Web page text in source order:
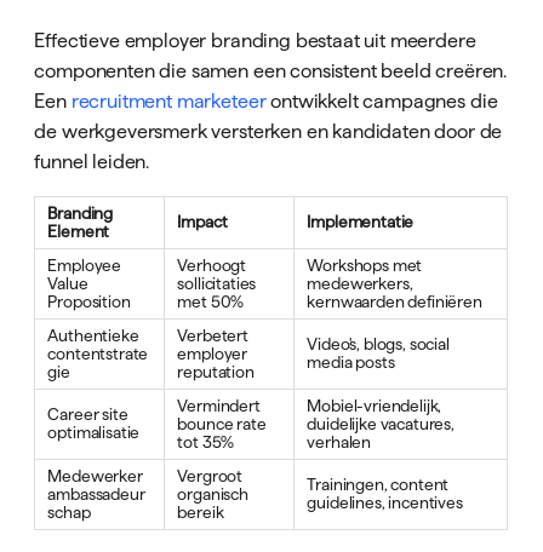
Effectieve employer branding bestaat uit meerdere
componenten die samen een consistent beeld creëren.
Een recruitment marketeerontwikkelt campagnes die
de werkgeversmerk versterken en kandidaten door de
funnel leiden.
Branding
Element
Impact Implementatie
Employee
Value
Proposition
Verhoogt
sollicitaties
met 50%
Workshops met
medewerkers,
kernwaarden definiëren
Authentieke
contentstrate
gie
Verbetert
employer
reputation
Video's, blogs, social
media posts
Career site
optimalisatie
Vermindert
bounce rate
tot 35%
Mobiel-vriendelijk,
duidelijke vacatures,
verhalen
Medewerker
ambassadeur
schap
Vergroot
organisch
bereik
Trainingen, content
guidelines, incentives